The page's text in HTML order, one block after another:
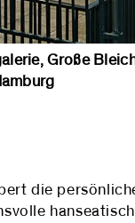
Große
die